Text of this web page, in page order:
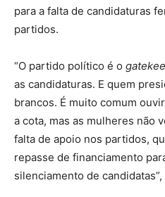
para a falta de candidaturas
partidos.
“O partido político é o
as candidaturas. E quem
brancos. É muito comum
a cota, mas as mulheres não
falta de apoio nos partidos,
repasse de financiamento
silenciamento de candidatas”,